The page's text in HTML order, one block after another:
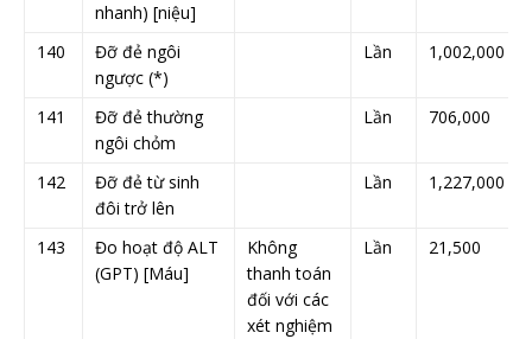
nhanh) [niệu]
140
Đỡ đẻ ngôi
ngược (*)
Lần 1,002,000
141
Đỡ đẻ thường
ngôi chỏm
Lần 706,000
142
Đỡ đẻ từ sinh
đôi trở lên
Lần 1,227,000
143
Đo hoạt độ ALT
(GPT) [Máu]
Không
thanh toán
đối với các
xét nghiệm
Lần 21,500